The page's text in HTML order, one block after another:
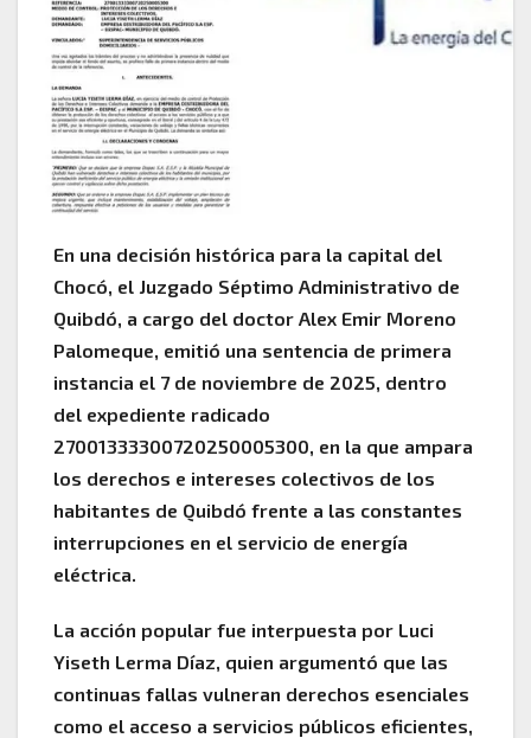
En una decisión histórica para la capital del
Chocó, el Juzgado Séptimo Administrativo de
Quibdó, a cargo del doctor Alex Emir Moreno
Palomeque, emitió una sentencia de primera
instancia el 7 de noviembre de 2025, dentro
del expediente radicado
27001333300720250005300, en la que ampara
los derechos e intereses colectivos de los
habitantes de Quibdó frente a las constantes
interrupciones en el servicio de energía
eléctrica.
La acción popular fue interpuesta por Luci
Yiseth Lerma Díaz, quien argumentó que las
continuas fallas vulneran derechos esenciales
como el acceso a servicios públicos eficientes,